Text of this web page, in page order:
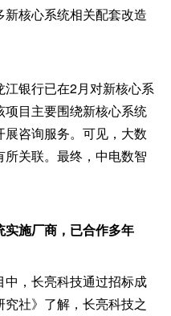
核心系统相关配套改造
银行已在2月对新核心系
目主要围绕新核心系统
咨询服务。可见，大数
关联。最终，中电数智
施厂商，已合作多年
，长亮科技通过招标成
社》了解，长亮科技之